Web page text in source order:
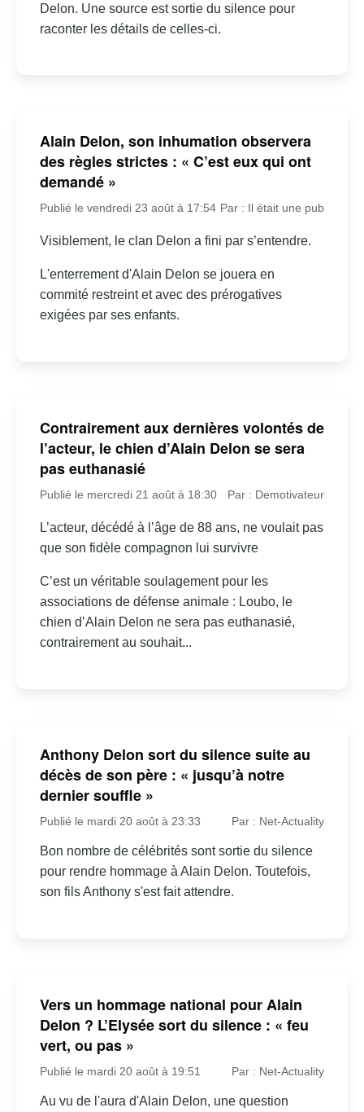
Delon. Une source est sortie du silence pour
raconter les détails de celles-ci.
Alain Delon, son inhumation observera
des règles strictes : « C’est eux qui ont
demandé »
Publié le vendredi 23 août à 17:54 Par : Il était une pub
Visiblement, le clan Delon a fini par s’entendre.
L'enterrement d'Alain Delon se jouera en
commité restreint et avec des prérogatives
exigées par ses enfants.
Contrairement aux dernières volontés de
l’acteur, le chien d’Alain Delon se sera
pas euthanasié
Publié le mercredi 21 août à 18:30 Par : Demotivateur
L’acteur, décédé à l’âge de 88 ans, ne voulait pas
que son fidèle compagnon lui survivre
C’est un véritable soulagement pour les
associations de défense animale : Loubo, le
chien d’Alain Delon ne sera pas euthanasié,
contrairement au souhait...
Anthony Delon sort du silence suite au
décès de son père : « jusqu’à notre
dernier souffle »
Publié le mardi 20 août à 23:33 Par : Net-Actuality
Bon nombre de célébrités sont sortie du silence
pour rendre hommage à Alain Delon. Toutefois,
son fils Anthony s'est fait attendre.
Vers un hommage national pour Alain
Delon ? L’Elysée sort du silence : « feu
vert, ou pas »
Publié le mardi 20 août à 19:51 Par : Net-Actuality
Au vu de l'aura d'Alain Delon, une question